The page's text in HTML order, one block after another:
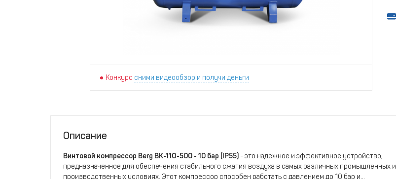
Конкурс сними видеообзор и получи деньги
Описание
Винтовой компрессор Berg ВК-11О-500 - 10 бар (IP55) - это надежное и эффективное устройство,
предназначенное для обеспечения стабильного сжатия воздуха в самых различных промышленных и
производственных условиях. Этот компрессор способен работать с давлением до 10 бар и